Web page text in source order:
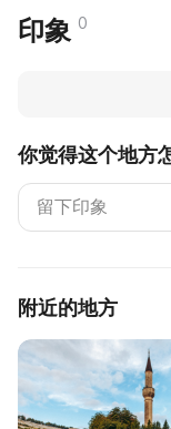
印象 0
你觉得这个地方
附近的地方